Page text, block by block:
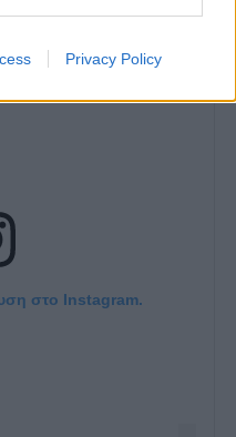
Privacy Policy
στο Instagram.